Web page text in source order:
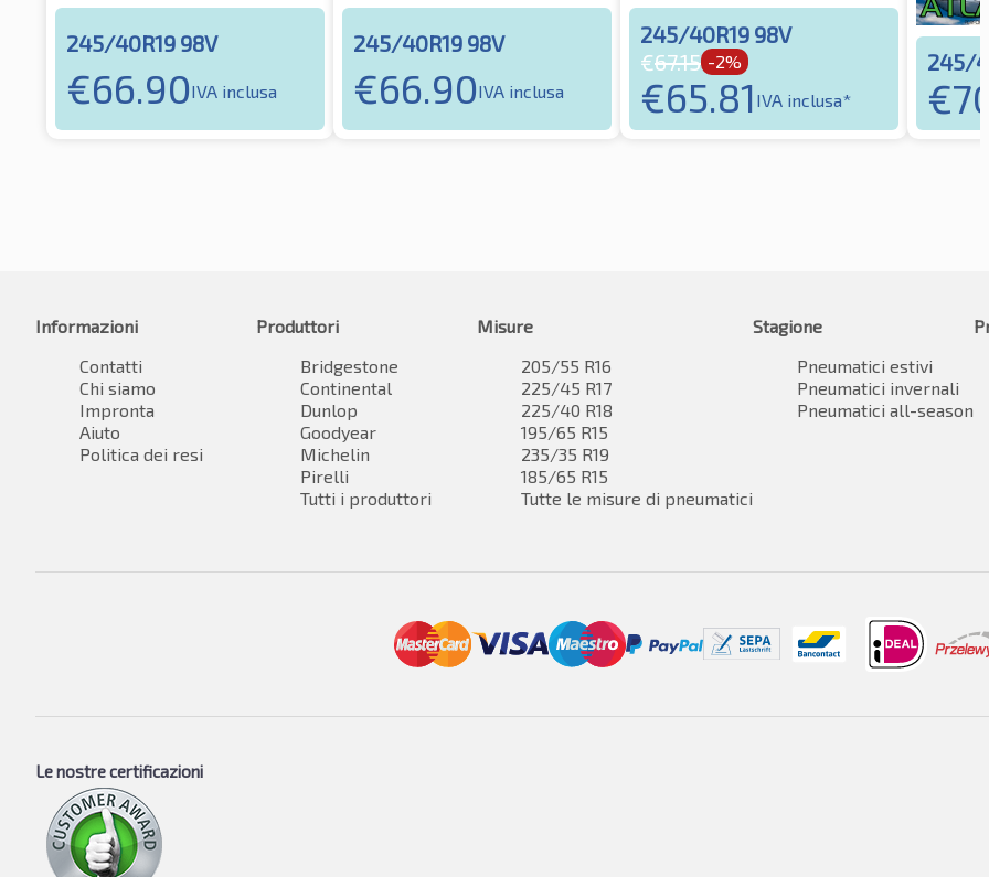
245/40R19 98V
€66.90IVA inclusa
245/40R19 98V
€66.90IVA inclusa
245/40R19 98V
€67.15 -2%
€65.81 IVA inclusa*
245/
€
Informazioni
Contatti
Chi siamo
Impronta
Aiuto
Politica dei resi
Produttori
Bridgestone
Continental
Dunlop
Goodyear
Michelin
Pirelli
Tutti i produttori
Misure
205/55 R16
225/45 R17
225/40 R18
195/65 R15
235/35 R19
185/65 R15
Tutte le misure di pneumatici
Stagione
Pneumatici estivi
Pneumatici invernali
Pneumatici all-season
Le nostre certificazioni